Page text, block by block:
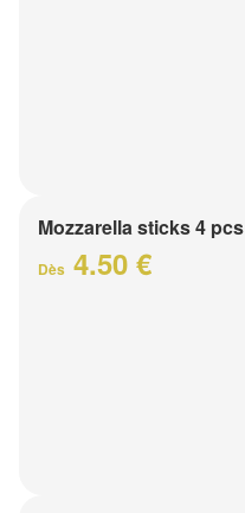
Mozzarella sticks 4 pcs
Dès 4.50 €